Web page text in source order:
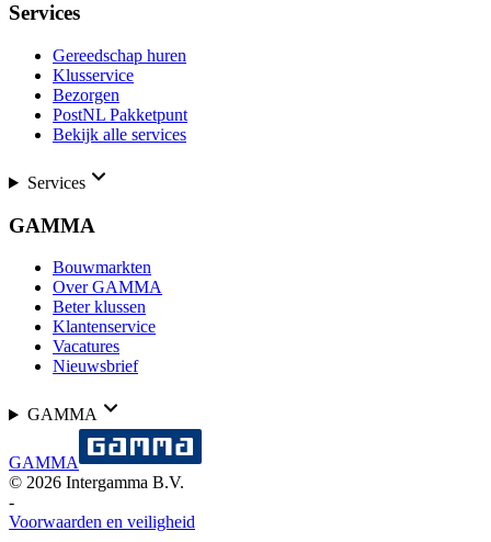
Services
Gereedschap huren
Klusservice
Bezorgen
PostNL Pakketpunt
Bekijk alle services
Services
GAMMA
Bouwmarkten
Over GAMMA
Beter klussen
Klantenservice
Vacatures
Nieuwsbrief
GAMMA
GAMMA
© 2026 Intergamma B.V.
-
Voorwaarden en veiligheid